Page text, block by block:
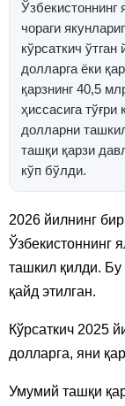
Ўзбекистоннинг
чораги
кўрсаткич
долларга ёки
қарзнинг 40,5
ҳиссасига
долларни
ташқи қарзи
кўп бўлди.
2026 йилнинг
Ўзбекистоннинг
ташкил қилди. Бу
қайд этилган.
Кўрсаткич 2025
долларга, яни
Умумий ташқи